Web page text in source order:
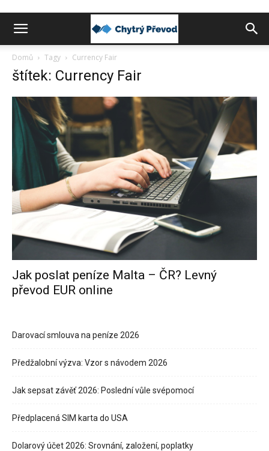
Chytrý
převod
peněz
Domů Tagy Currency Fair
štítek: Currency Fair
Jak poslat peníze Malta – ČR? Levný
převod EUR online
Darovací smlouva na peníze 2026
Předžalobní výzva: Vzor s návodem 2026
Jak sepsat závěť 2026: Poslední vůle svépomocí
Předplacená SIM karta do USA
Dolarový účet 2026: Srovnání, založení, poplatky